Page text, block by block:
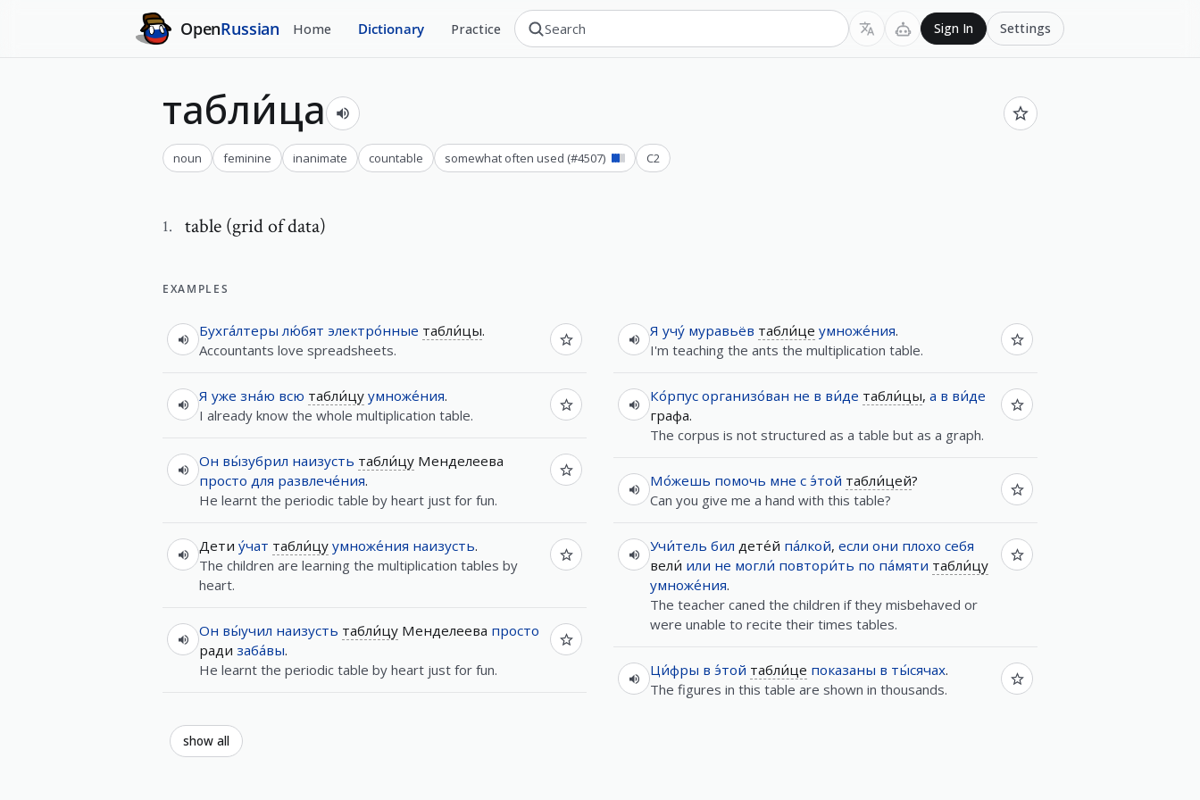
OpenRussian Home Dictionary Practice Sign In Settings
табли́ца
noun feminine inanimate countable somewhat often used (#4507) C2
1. table (grid of data)
EXAMPLES
Бухга́лтеры лю́бят электро́нные табли́цы.
Accountants love spreadsheets.
Я уже зна́ю всю табли́цу умноже́ния.
I already know the whole multiplication table.
Он вы́зубрил наизусть табли́цу Менделеева
просто для развлече́ния.
He learnt the periodic table by heart just for fun.
Дети у́чат табли́цу умноже́ния наизусть.
The children are learning the multiplication tables by
heart.
Он вы́учил наизусть табли́цу Менделеева просто
ради заба́вы.
He learnt the periodic table by heart just for fun.
Я учу́ муравьёв табли́це умноже́ния.
I'm teaching the ants the multiplication table.
Ко́рпус организо́ван не в ви́де табли́цы, а в ви́де
графа.
The corpus is not structured as a table but as a graph.
Мо́жешь помочь мне с э́той табли́цей?
Can you give me a hand with this table?
Учи́тель бил дете́й па́лкой, если они плохо себя
вели́ или не могли́ повтори́ть по па́мяти табли́цу
умноже́ния.
The teacher caned the children if they misbehaved or
were unable to recite their times tables.
Ци́фры в э́той табли́це показаны в ты́сячах.
The figures in this table are shown in thousands.
show all